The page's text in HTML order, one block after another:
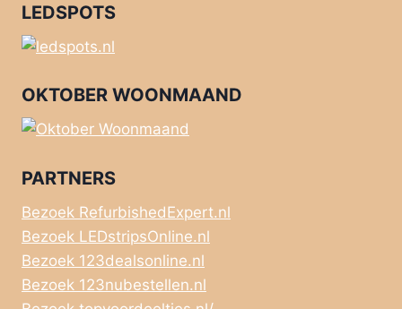
LEDSPOTS
OKTOBER WOONMAAND
PARTNERS
Bezoek RefurbishedExpert.nl
Bezoek LEDstripsOnline.nl
Bezoek 123dealsonline.nl
Bezoek 123nubestellen.nl